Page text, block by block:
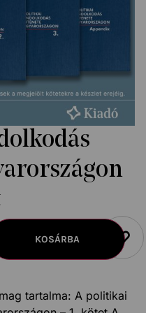
KOSÁRBA
tartalma: A politikai